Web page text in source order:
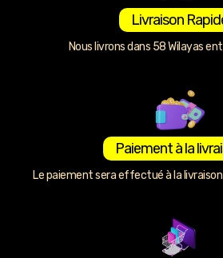
Livraison
Nous livrons dans 58 Wilayas
Paiement à la
Le paiement sera effectué à la